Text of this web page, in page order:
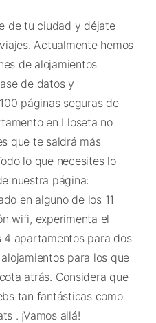
de tu ciudad y déjate
Actualmente hemos
de alojamientos
de datos y
páginas seguras de
en Lloseta no
que te saldrá más
lo que necesites lo
nuestra página:
en alguno de los 11
wifi, experimenta el
4 apartamentos para dos
para los que
atrás. Considera que
tan fantásticas como
. ¡Vamos allá!